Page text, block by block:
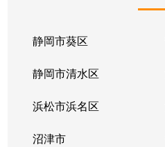
静岡市葵区
静岡市清水区
浜松市浜名区
沼津市